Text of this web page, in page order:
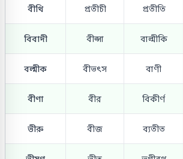
বীথি প্রতীচী প্রতীতি
বিবাদী বীপ্সা বাল্মীকি
বল্মীক বীভৎস বাণী
বীণা বীর বিকীর্ণ
ভীরু বীজ ব্যতীত